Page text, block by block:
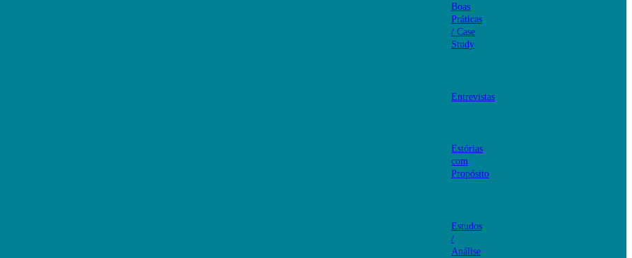
Boas
Práticas
/ Case
Study
Entrevistas
Estórias
com
Propósito
Estudos
/
Análise